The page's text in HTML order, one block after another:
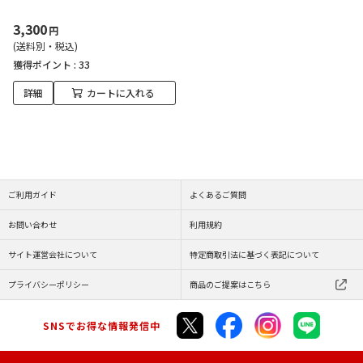
3,300円
(送料別・税込)
獲得ポイント : 33
詳細 カートに入れる
ご利用ガイド よくあるご質問
お問い合わせ 利用規約
サイト運営会社について 特定商取引法に基づく表記について
プライバシーポリシー 商品のご提案はこちら
SNSでお得な情報発信中